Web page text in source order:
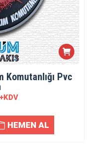
Komutanlığı Pvc
+KDV
HEMEN AL